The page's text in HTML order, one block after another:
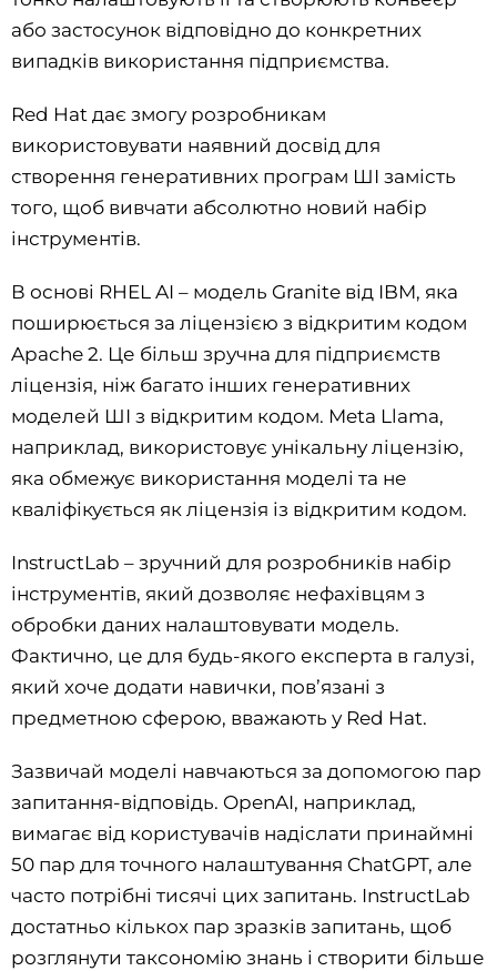
або застосунок відповідно до конкретних
випадків використання підприємства.
Red Hat дає змогу розробникам
використовувати наявний досвід для
створення генеративних програм ШІ замість
того, щоб вивчати абсолютно новий набір
інструментів.
В основі RHEL AI – модель Granite від IBM, яка
поширюється за ліцензією з відкритим кодом
Apache 2. Це більш зручна для підприємств
ліцензія, ніж багато інших генеративних
моделей ШІ з відкритим кодом. Meta Llama,
наприклад, використовує унікальну ліцензію,
яка обмежує використання моделі та не
кваліфікується як ліцензія із відкритим кодом.
InstructLab – зручний для розробників набір
інструментів, який дозволяє нефахівцям з
обробки даних налаштовувати модель.
Фактично, це для будь-якого експерта в галузі,
який хоче додати навички, пов’язані з
предметною сферою, вважають у Red Hat.
Зазвичай моделі навчаються за допомогою пар
запитання-відповідь. OpenAI, наприклад,
вимагає від користувачів надіслати принаймні
50 пар для точного налаштування ChatGPT, але
часто потрібні тисячі цих запитань. InstructLab
достатньо кількох пар зразків запитань, щоб
розглянути таксономію знань і створити більше